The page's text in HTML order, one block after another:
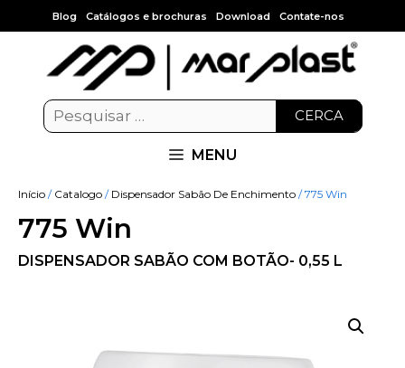
Blog Catálogos e brochuras Download Contate-nos
CERCA
MENU
Início / Catalogo / Dispensador Sabão De Enchimento / 775 Win
775 Win
DISPENSADOR SABÃO COM BOTÃO- 0,55 L